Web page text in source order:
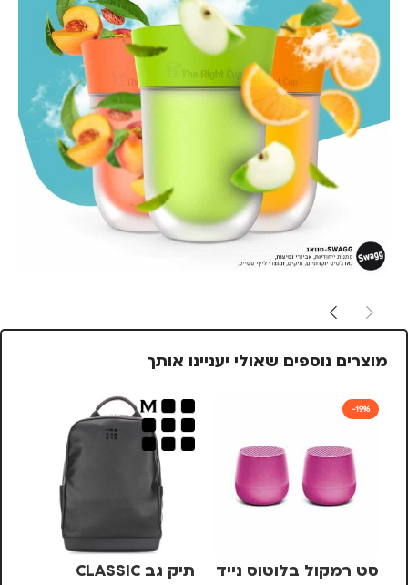
מוצרים נוספים שאולי יעניינו אותך
-19%
סט רמקול בלוטוס נייד
תיק גב CLASSIC